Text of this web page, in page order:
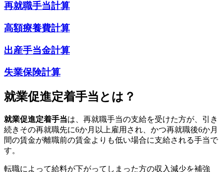
再就職手当計算
高額療養費計算
出産手当金計算
失業保険計算
就業促進定着手当とは？
就業促進定着手当は、再就職手当の支給を受けた方が、引き
続きその再就職先に6か月以上雇用され、かつ再就職後6か月
間の賃金が離職前の賃金よりも低い場合に支給される手当で
す。
転職によって給料が下がってしまった方の収入減少を補強